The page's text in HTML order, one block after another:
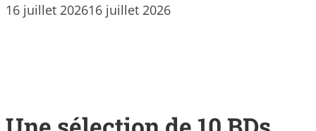
16 juillet 202616 juillet 2026